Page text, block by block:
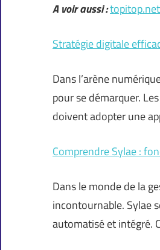
A voir aussi :topitop.net
Stratégie digitale
Dans l’arène
pour se démarquer.
doivent adopter une
Comprendre Sylae :
Dans le monde de la
incontournable. Sylae
automatisé et intégré.